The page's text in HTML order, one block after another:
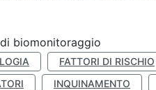
biomonitoraggio
FATTORI DI RISCHIO
INQUINAMENTO